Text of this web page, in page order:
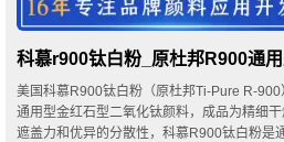
科慕r900钛白粉_原杜邦R900通
美国科慕R900钛白粉（原杜邦Ti-Pure R-
通用型金红石型二氧化钛颜料，成品为精细
遮盖力和优异的分散性，科慕R900钛白粉是通